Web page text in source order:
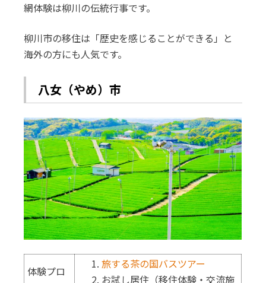
網体験は柳川の伝統行事です。
柳川市の移住は「歴史を感じることができる」と
海外の方にも人気です。
八女（やめ）市
体験プロ
旅する茶の国バスツアー
お試し居住（移住体験・交流施